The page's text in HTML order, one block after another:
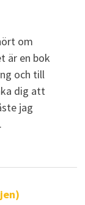
om
är en bok
och till
dig att
jag